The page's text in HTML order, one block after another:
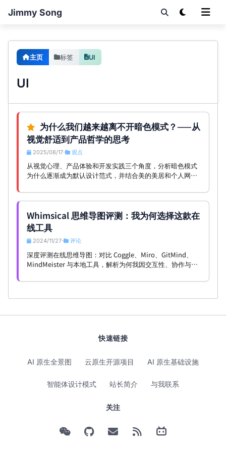
Jimmy Song
主页 标签 UI
UI
为什么我们越来越离不开暗色模式？——从
视觉舒适到产品哲学的思考
2025/08/17• 观点
从视觉心理、产品体验和开发实践三个角度，分析暗色模式
为什么逐渐成为默认设计范式，并结合美的美居和个人网站
Whimsical 思维导图评测：我为何选择这款在
线工具
2024/11/27• 评论
深度评测在线思维导图：对比 Coggle、Miro、GitMind、
MindMeister 与本地工具，解析为何我因交互性、协作与多
快速链接
AI 原生全景图 云原生开源项目 AI 原生基础设施
智能体设计模式 站长简介 与我联系
关注